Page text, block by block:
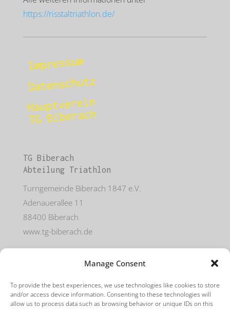
Manage Consent
To provide the best experiences, we use technologies like cookies to store
and/or access device information. Consenting to these technologies will
allow us to process data such as browsing behavior or unique IDs on this
https://risstaltriathlon.de/
Impressum
Datenschutz
Hauptverein
TG Biberach
TG Biberach
Abteilung Triathlon
Turngemeinde Biberach 1847 e.V.
Adenauerallee 11
88400 Biberach
www.tg-biberach.de
Mit freundlicher Unterstützung von